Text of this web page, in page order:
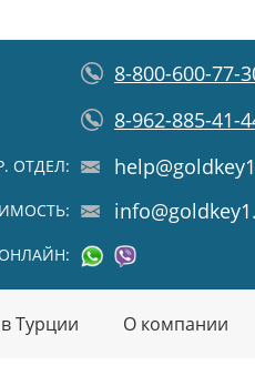
8-800-600-77-
8-962-885-41-
ОТДЕЛ:
Турции О компании